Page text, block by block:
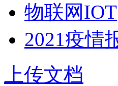
物联网IOT
2021疫情
上传文档